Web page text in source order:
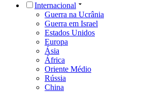
Internacional
Guerra na Ucrânia
Guerra em Israel
Estados Unidos
Europa
Ásia
África
Oriente Médio
Rússia
China